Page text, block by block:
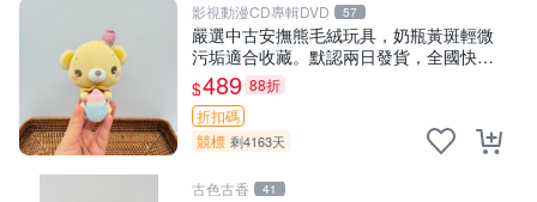
影視動漫CD專輯DVD 57
嚴選中古安撫熊毛絨玩具，奶瓶黃斑輕微
污垢適合收藏。默認兩日發貨，全國快遞
隨機派送。 成色如圖可放心購買，輕微瑕
疵和臟污不影響使用。 安撫熊 中古玩偶
毛
$489 88折
折扣碼
競標 剩4163天
古色古香 41